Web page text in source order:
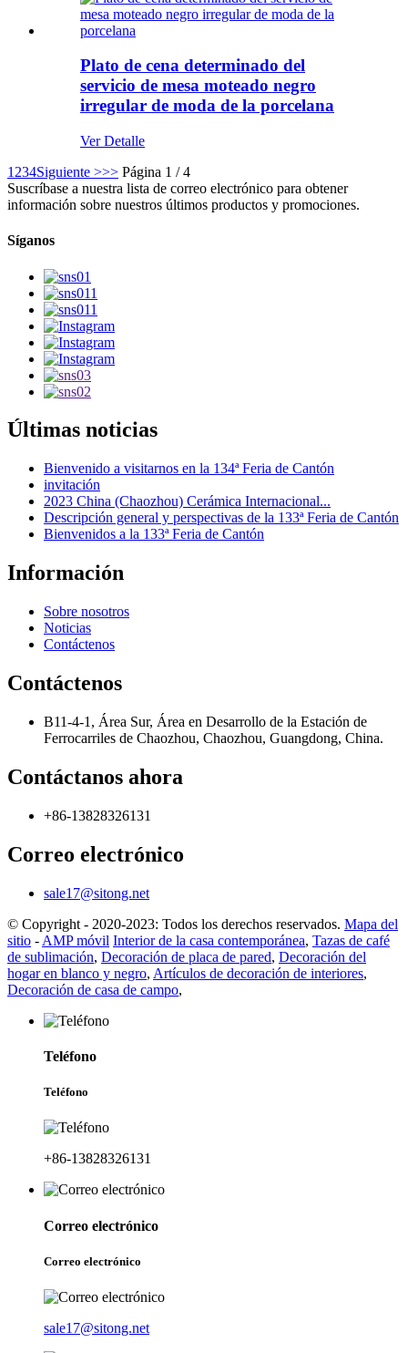
Plato de cena determinado del
servicio de mesa moteado negro
irregular de moda de la porcelana
Ver Detalle
1 234Siguiente >>> Página 1 / 4
Suscríbase a nuestra lista de correo electrónico para obtener
información sobre nuestros últimos productos y promociones.
Síganos
Últimas noticias
Bienvenido a visitarnos en la 134ª Feria de Cantón
invitación
2023 China (Chaozhou) Cerámica Internacional...
Descripción general y perspectivas de la 133ª Feria de Cantón
Bienvenidos a la 133ª Feria de Cantón
Información
Sobre nosotros
Noticias
Contáctenos
Contáctenos
B11-4-1, Área Sur, Área en Desarrollo de la Estación de
Ferrocarriles de Chaozhou, Chaozhou, Guangdong, China.
Contáctanos ahora
+86-13828326131
Correo electrónico
sale17@sitong.net
© Copyright - 2020-2023: Todos los derechos reservados. Mapa del
sitio - AMP móvil Interior de la casa contemporánea, Tazas de café
de sublimación, Decoración de placa de pared, Decoración del
hogar en blanco y negro, Artículos de decoración de interiores,
Decoración de casa de campo,
Teléfono
Teléfono
+86-13828326131
Correo electrónico
Correo electrónico
sale17@sitong.net